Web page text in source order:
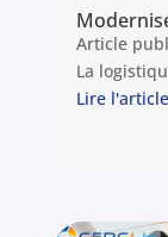
Article
La
Lire l'article